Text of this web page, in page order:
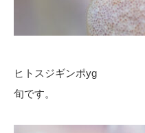
ヒトスジギンポyg
旬です。